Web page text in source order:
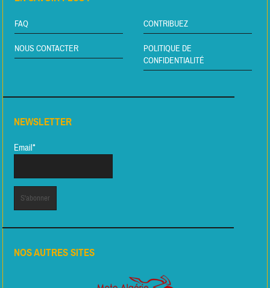
FAQ CONTRIBUEZ
NOUS CONTACTER
POLITIQUE DE
CONFIDENTIALITÉ
NEWSLETTER
Email*
NOS AUTRES SITES